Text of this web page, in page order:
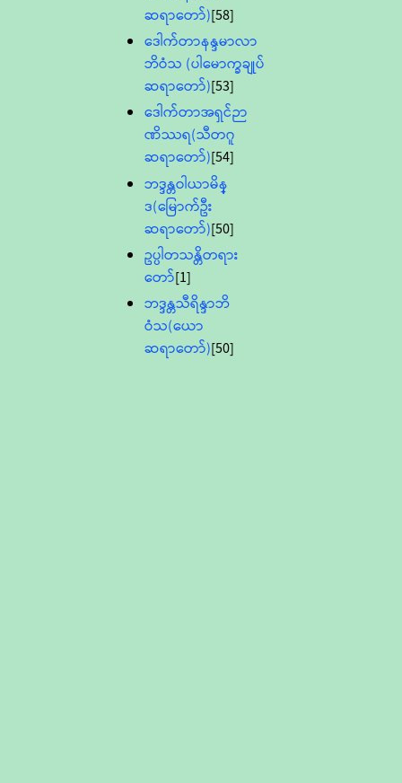
ဆရာတော်)[58]
ဒေါက်တာနန္ဒမာလာ
ဘိဝံသ (ပါမောက္ခချုပ်
ဆရာတော်)[53]
ဒေါက်တာအရှင်ဉာ
ဏိဿရ(သီတဂူ
ဆရာတော်)[54]
ဘဒ္ဒန္တဝါယာမိန္
ဒ(မြောက်ဦး
ဆရာတော်)[50]
ဥပ္ပါတသန္တိတရား
တော်[1]
ဘဒ္ဒန္တသီရိန္ဒာဘိ
ဝံသ(ယော
ဆရာတော်)[50]